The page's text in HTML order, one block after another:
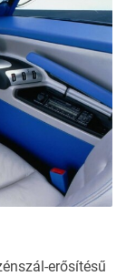
erősítésű